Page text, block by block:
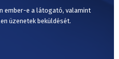
ember-e a látogató, valamint
üzenetek beküldését.